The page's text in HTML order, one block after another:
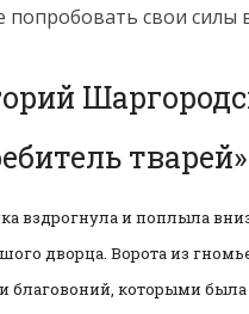
свои силы
тварей»
вздрогнула и поплыла
дворца. Ворота из
благовоний, которыми